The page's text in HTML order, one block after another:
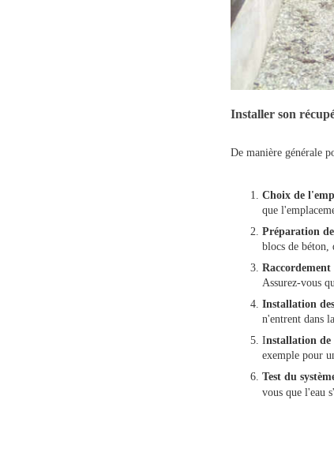
Installer son
De manière générale
Choix de
que
Préparation
blocs de béton,
Raccordement
Assurez-vous
Installation
n'entrent dans
Installation de
exemple pour
Test du
vous que l'eau